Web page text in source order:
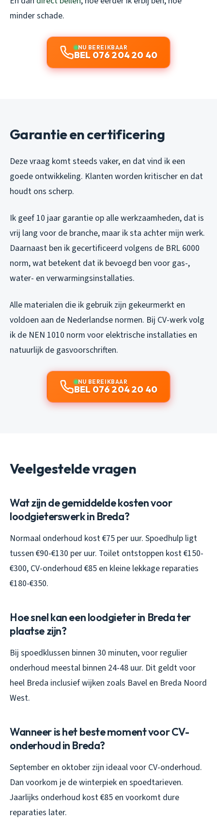
minder schade.
NU BEREIKBAAR
BEL 076 204 20 40
Garantie en certificering
Deze vraag komt steeds vaker, en dat vind ik een
goede ontwikkeling. Klanten worden kritischer en dat
houdt ons scherp.
Ik geef 10 jaar garantie op alle werkzaamheden, dat is
vrij lang voor de branche, maar ik sta achter mijn werk.
Daarnaast ben ik gecertificeerd volgens de BRL 6000
norm, wat betekent dat ik bevoegd ben voor gas-,
water- en verwarmingsinstallaties.
Alle materialen die ik gebruik zijn gekeurmerkt en
voldoen aan de Nederlandse normen. Bij CV-werk volg
ik de NEN 1010 norm voor elektrische installaties en
natuurlijk de gasvoorschriften.
NU BEREIKBAAR
BEL 076 204 20 40
Veelgestelde vragen
Wat zijn de gemiddelde kosten voor
loodgieterswerk in Breda?
Normaal onderhoud kost €75 per uur. Spoedhulp ligt
tussen €90-€130 per uur. Toilet ontstoppen kost €150-
€300, CV-onderhoud €85 en kleine lekkage reparaties
€180-€350.
Hoe snel kan een loodgieter in Breda ter
plaatse zijn?
Bij spoedklussen binnen 30 minuten, voor regulier
onderhoud meestal binnen 24-48 uur. Dit geldt voor
heel Breda inclusief wijken zoals Bavel en Breda Noord
West.
Wanneer is het beste moment voor CV-
onderhoud in Breda?
September en oktober zijn ideaal voor CV-onderhoud.
Dan voorkom je de winterpiek en spoedtarieven.
Jaarlijks onderhoud kost €85 en voorkomt dure
reparaties later.